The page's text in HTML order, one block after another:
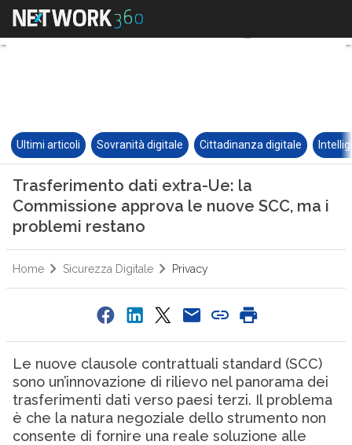
Ultimi articoli Sovranità digitale Cittadinanza digitale
Trasferimento dati extra-Ue: la
Commissione approva le nuove SCC, ma i
problemi restano
Home Sicurezza Digitale Privacy
Le nuove clausole contrattuali standard (SCC)
sono un’innovazione di rilievo nel panorama dei
trasferimenti dati verso paesi terzi. Il problema
è che la natura negoziale dello strumento non
consente di fornire una reale soluzione alle